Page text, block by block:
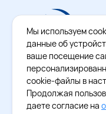
Мы используем
данные об
ваше посещение
cookie-файлы в
Продолжая
даете согласие на